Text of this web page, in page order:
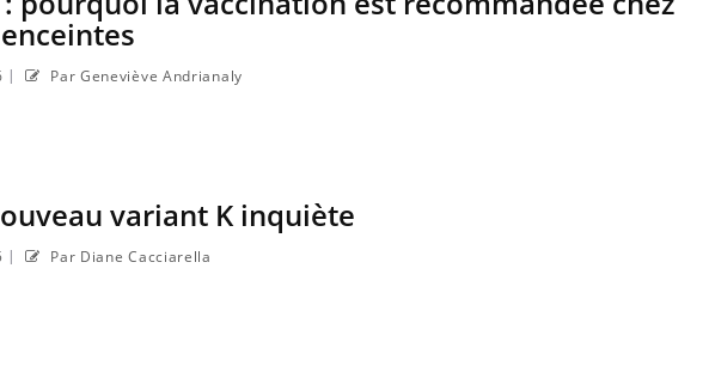
| Par Geneviève Andrianaly
variant K inquiète
| Par Diane Cacciarella
la maladie d'un proche c'est montrer ...
carence en fer sont multiples ce qui la rend